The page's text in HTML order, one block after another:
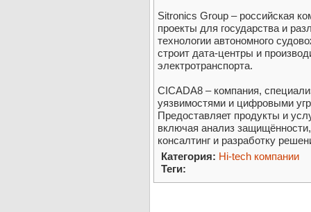
Sitronics Group – российская
проекты для государства и
технологии автономного
строит дата-центры и
электротранспорта.
CICADA8 – компания,
уязвимостями и цифровыми
Предоставляет продукты и
включая анализ
консалтинг и разработку
Категория: Hi-tech компании
Теги: